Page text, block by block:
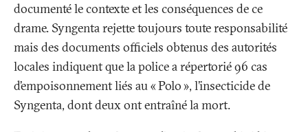
documenté le contexte et les conséquences de ce
drame. Syngenta rejette toujours toute responsabilité
mais des documents officiels obtenus des autorités
locales indiquent que la police a répertorié 96 cas
d’empoisonnement liés au «Polo», l’insecticide de
Syngenta, dont deux ont entraîné la mort.